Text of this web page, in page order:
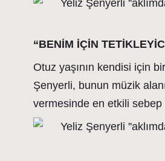
“BENİM İÇİN
Otuz yaşının kendisi için
Şenyerli, bunun müzik
vermesinde en etkili